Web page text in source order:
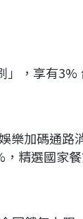
，享有
樂加碼通路
精選國家